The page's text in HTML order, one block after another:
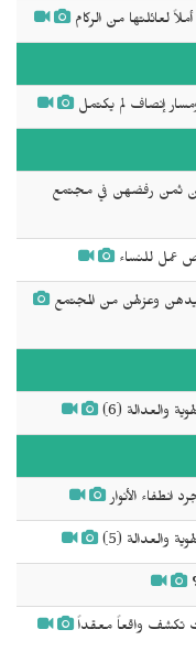
لعائلتها من الركام
إنصاف لم يكتمل
ثمن رفضهن في مجتمع
عمل للنساء
وعزلهن من المجتمع
انطفاء الأنوار
تكشف واقعاً معقداً